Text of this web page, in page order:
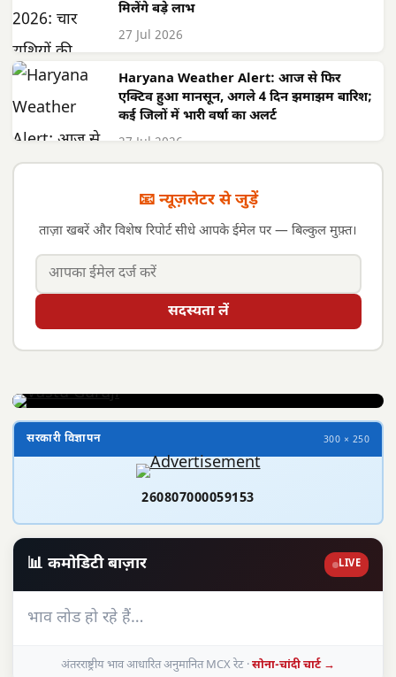
मिलेंगे बड़े लाभ
27 Jul 2026
Haryana Weather Alert: आज से फिर
एक्टिव हुआ मानसून, अगले 4 दिन झमाझम बारिश;
कई जिलों में भारी वर्षा का अलर्ट
27 Jul 2026
📧 न्यूज़लेटर से जुड़ें
ताज़ा खबरें और विशेष रिपोर्ट सीधे आपके ईमेल पर — बिल्कुल मुफ़्त।
सदस्यता लें
सरकारी विज्ञापन 300 × 250
260807000059153
📊 कमोडिटी बाज़ार LIVE
भाव लोड हो रहे हैं…
अंतरराष्ट्रीय भाव आधारित अनुमानित MCX रेट ·सोना-चांदी चार्ट →